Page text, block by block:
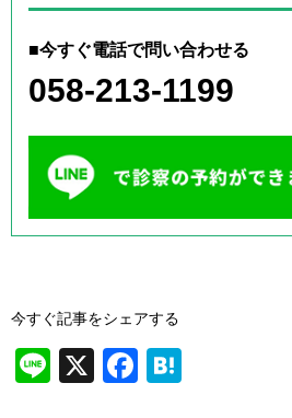
■今すぐ電話で問い合わせる
058-213-1199
今すぐ記事をシェアする
Li X
F